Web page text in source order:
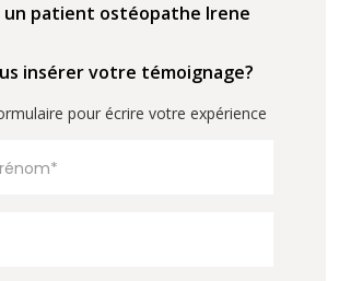
un patient ostéopathe Irene
insérer votre témoignage?
pour écrire votre expérience